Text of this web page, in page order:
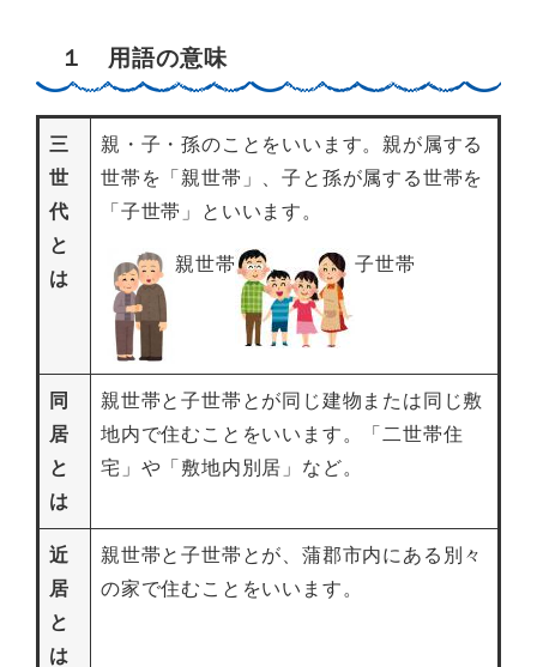
１ 用語の意味
三
世
代
と
は
親・子・孫のことをいいます。親が属する
世帯を「親世帯」、子と孫が属する世帯を
「子世帯」といいます。
親世帯 子世帯
同
居
と
は
親世帯と子世帯とが同じ建物または同じ敷
地内で住むことをいいます。「二世帯住
宅」や「敷地内別居」など。
近
居
と
は
親世帯と子世帯とが、蒲郡市内にある別々
の家で住むことをいいます。